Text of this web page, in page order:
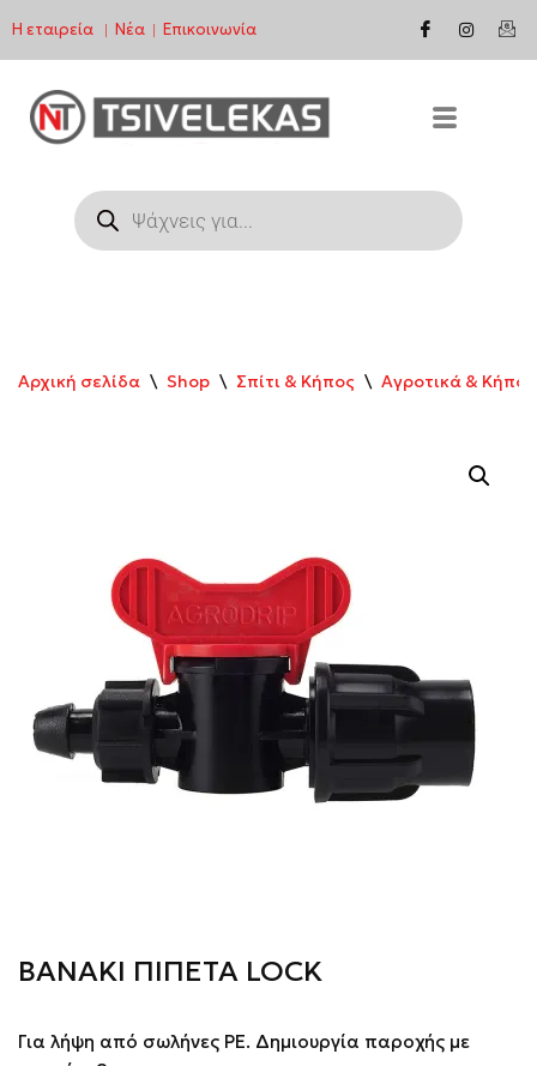
Μεταπηδήστε
στο
περιεχόμενο
Η εταιρεία | Νέα | Επικοινωνία
Αρχική σελίδα \ Shop \ Σπίτι & Κήπος \ Αγροτικά & Κήπος
ΒΑΝΑΚΙ ΠΙΠΕΤΑ LOCK
Για λήψη από σωλήνες PE. Δημιουργία παροχής με